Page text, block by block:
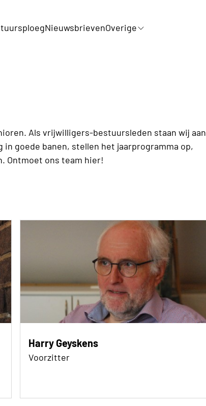
NieuwsbrievenOverige
Als vrijwilligers-bestuursleden staan wij aan
goede banen, stellen het jaarprogramma op,
Ontmoet ons team hier!
Harry Geyskens
Voorzitter